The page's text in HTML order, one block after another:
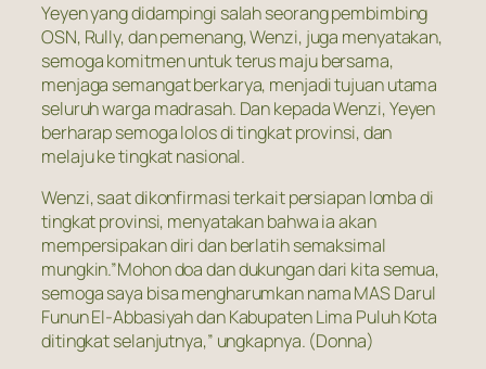
Yeyen yang didampingi salah seorang pembimbing
OSN, Rully, dan pemenang, Wenzi, juga menyatakan,
semoga komitmen untuk terus maju bersama,
menjaga semangat berkarya, menjadi tujuan utama
seluruh warga madrasah. Dan kepada Wenzi, Yeyen
berharap semoga lolos di tingkat provinsi, dan
melaju ke tingkat nasional.
Wenzi, saat dikonfirmasi terkait persiapan lomba di
tingkat provinsi, menyatakan bahwa ia akan
mempersipakan diri dan berlatih semaksimal
mungkin.”Mohon doa dan dukungan dari kita semua,
semoga saya bisa mengharumkan nama MAS Darul
Funun El-Abbasiyah dan Kabupaten Lima Puluh Kota
ditingkat selanjutnya,” ungkapnya. (Donna)